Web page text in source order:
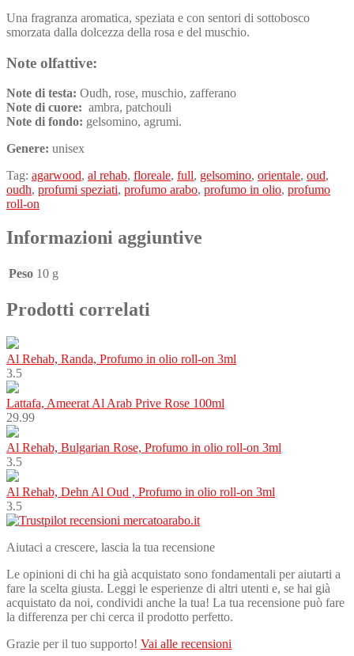
Una fragranza aromatica, speziata e con sentori di sottobosco
smorzata dalla dolcezza della rosa e del muschio.
Note olfattive:
Note di testa: Oudh, rose, muschio, zafferano
Note di cuore: ambra, patchouli
Note di fondo: gelsomino, agrumi.
Genere: unisex
Tag: agarwood, al rehab, floreale, full, gelsomino, orientale, oud,
oudh, profumi speziati, profumo arabo, profumo in olio, profumo
roll-on
Informazioni aggiuntive
Peso 10 g
Prodotti correlati
Al Rehab, Randa, Profumo in olio roll-on 3ml
3.5
Lattafa, Ameerat Al Arab Prive Rose 100ml
29.99
Al Rehab, Bulgarian Rose, Profumo in olio roll-on 3ml
3.5
Al Rehab, Dehn Al Oud , Profumo in olio roll-on 3ml
3.5
Aiutaci a crescere, lascia la tua recensione
Le opinioni di chi ha già acquistato sono fondamentali per aiutarti a
fare la scelta giusta. Leggi le esperienze di altri utenti e, se hai già
acquistato da noi, condividi anche la tua! La tua recensione può fare
la differenza per chi cerca il prodotto perfetto.
Grazie per il tuo supporto! Vai alle recensioni